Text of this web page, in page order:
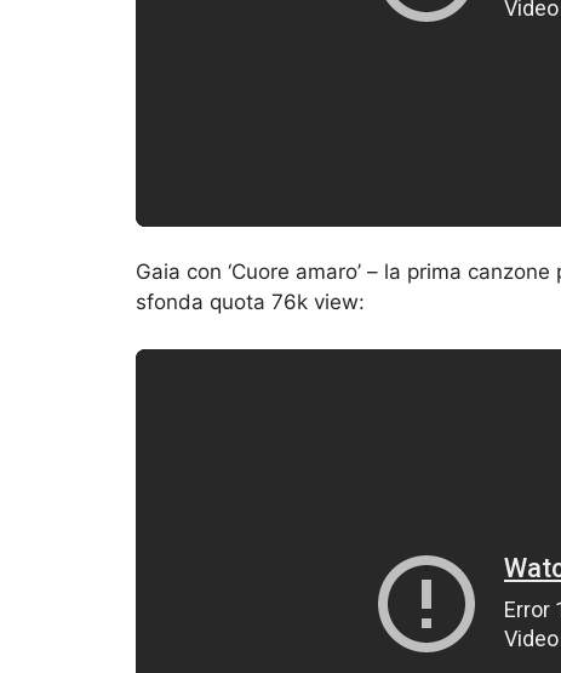
Gaia con ‘Cuore amaro’ – la prima
sfonda quota 76k view: